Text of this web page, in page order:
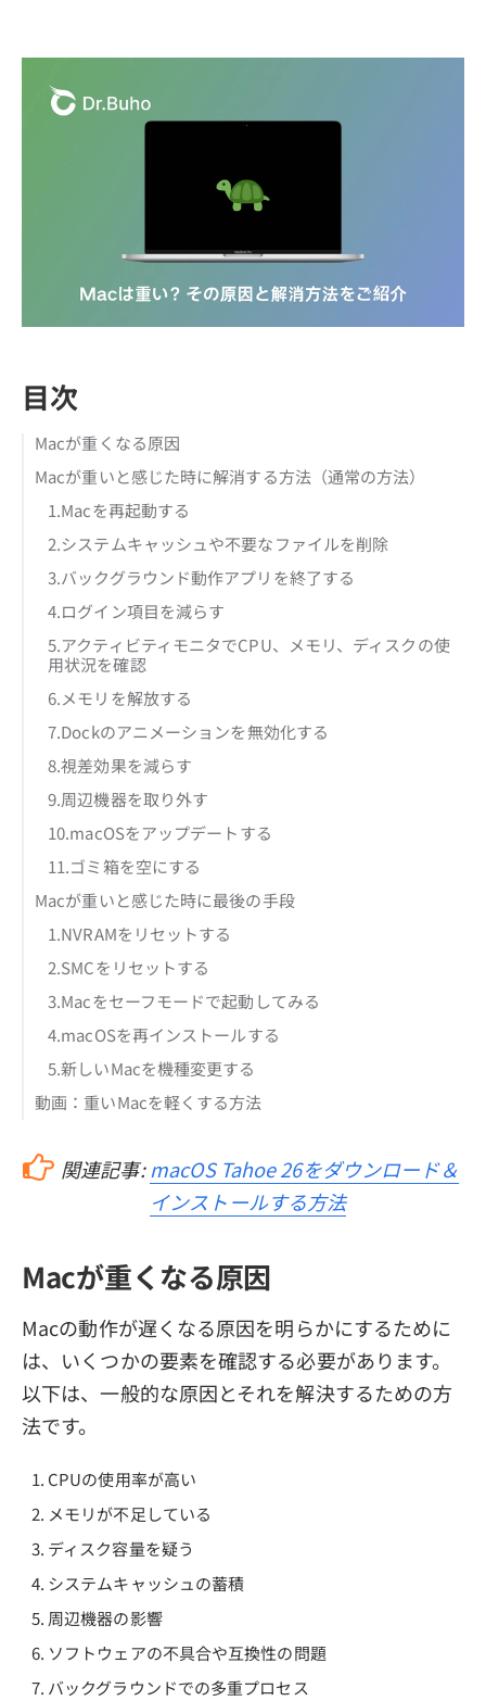
目次
Macが重くなる原因
Macが重いと感じた時に解消する方法（通常の方法）
1.Macを再起動する
2.システムキャッシュや不要なファイルを削除
3.バックグラウンド動作アプリを終了する
4.ログイン項目を減らす
5.アクティビティモニタでCPU、メモリ、ディスクの使
用状況を確認
6.メモリを解放する
7.Dockのアニメーションを無効化する
8.視差効果を減らす
9.周辺機器を取り外す
10.macOSをアップデートする
11.ゴミ箱を空にする
Macが重いと感じた時に最後の手段
1.NVRAMをリセットする
2.SMCをリセットする
3.Macをセーフモードで起動してみる
4.macOSを再インストールする
5.新しいMacを機種変更する
動画：重いMacを軽くする方法
関連記事: macOS Tahoe 26をダウンロード＆
インストールする方法
Macが重くなる原因
Macの動作が遅くなる原因を明らかにするために
は、いくつかの要素を確認する必要があります。
以下は、一般的な原因とそれを解決するための方
法です。
CPUの使用率が高い
メモリが不足している
ディスク容量を疑う
システムキャッシュの蓄積
周辺機器の影響
ソフトウェアの不具合や互換性の問題
バックグラウンドでの多重プロセス